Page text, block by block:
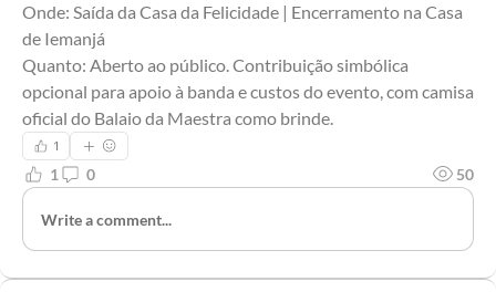
Onde: Saída da Casa da Felicidade | Encerramento na Casa
de Iemanjá
Quanto: Aberto ao público. Contribuição simbólica
opcional para apoio à banda e custos do evento, com camisa
oficial do Balaio da Maestra como brinde.
1
1 0 50
Write a comment...